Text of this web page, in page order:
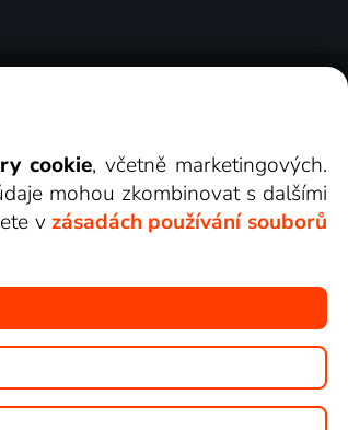
cookie, včetně marketingových.
mohou zkombinovat s dalšími
v zásadách používání souborů